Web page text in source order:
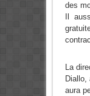
des
Il
La
Diallo,
aura